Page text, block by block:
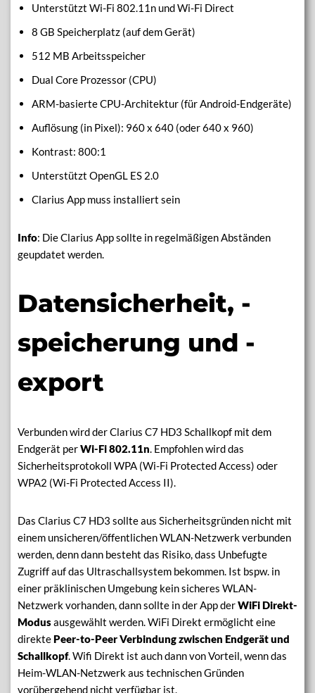
Unterstützt Wi-Fi 802.11n und Wi-Fi Direct
8 GB Speicherplatz (auf dem Gerät)
512 MB Arbeitsspeicher
Dual Core Prozessor (CPU)
ARM-basierte CPU-Architektur (für Android-Endgeräte)
Auflösung (in Pixel): 960 x 640 (oder 640 x 960)
Kontrast: 800:1
Unterstützt OpenGL ES 2.0
Clarius App muss installiert sein
Info: Die Clarius App sollte in regelmäßigen Abständen
geupdatet werden.
Datensicherheit, -
speicherung und -
export
Verbunden wird der Clarius C7 HD3 Schallkopf mit dem
Endgerät perWi-Fi 802.11n. Empfohlen wird das
Sicherheitsprotokoll WPA (Wi-Fi Protected Access) oder
WPA2 (Wi-Fi Protected Access II).
Das Clarius C7 HD3 sollte aus Sicherheitsgründen nicht mit
einem unsicheren/öffentlichen WLAN-Netzwerk verbunden
werden, denn dann besteht das Risiko, dass Unbefugte
Zugriff auf das Ultraschallsystem bekommen. Ist bspw. in
einer präklinischen Umgebung kein sicheres WLAN-
Netzwerk vorhanden, dann sollte in der App derWiFi Direkt-
Modusausgewählt werden. WiFi Direkt ermöglicht eine
direktePeer-to-Peer Verbindung zwischen Endgerät und
Schallkopf. Wifi Direkt ist auch dann von Vorteil, wenn das
Heim-WLAN-Netzwerk aus technischen Gründen
vorübergehend nicht verfügbar ist.